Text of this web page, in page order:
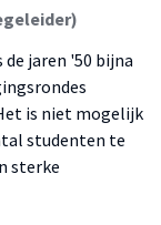
jaren '50 bijna
is niet mogelijk
studenten te
sterke